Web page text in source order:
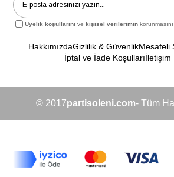
Üyelik koşullarını vekişisel verilerimin
HakkımızdaGizlilik & GüvenlikMesafeli
İptal ve İade Koşullarıİletişim
© 2017partisoleni.com- Tüm